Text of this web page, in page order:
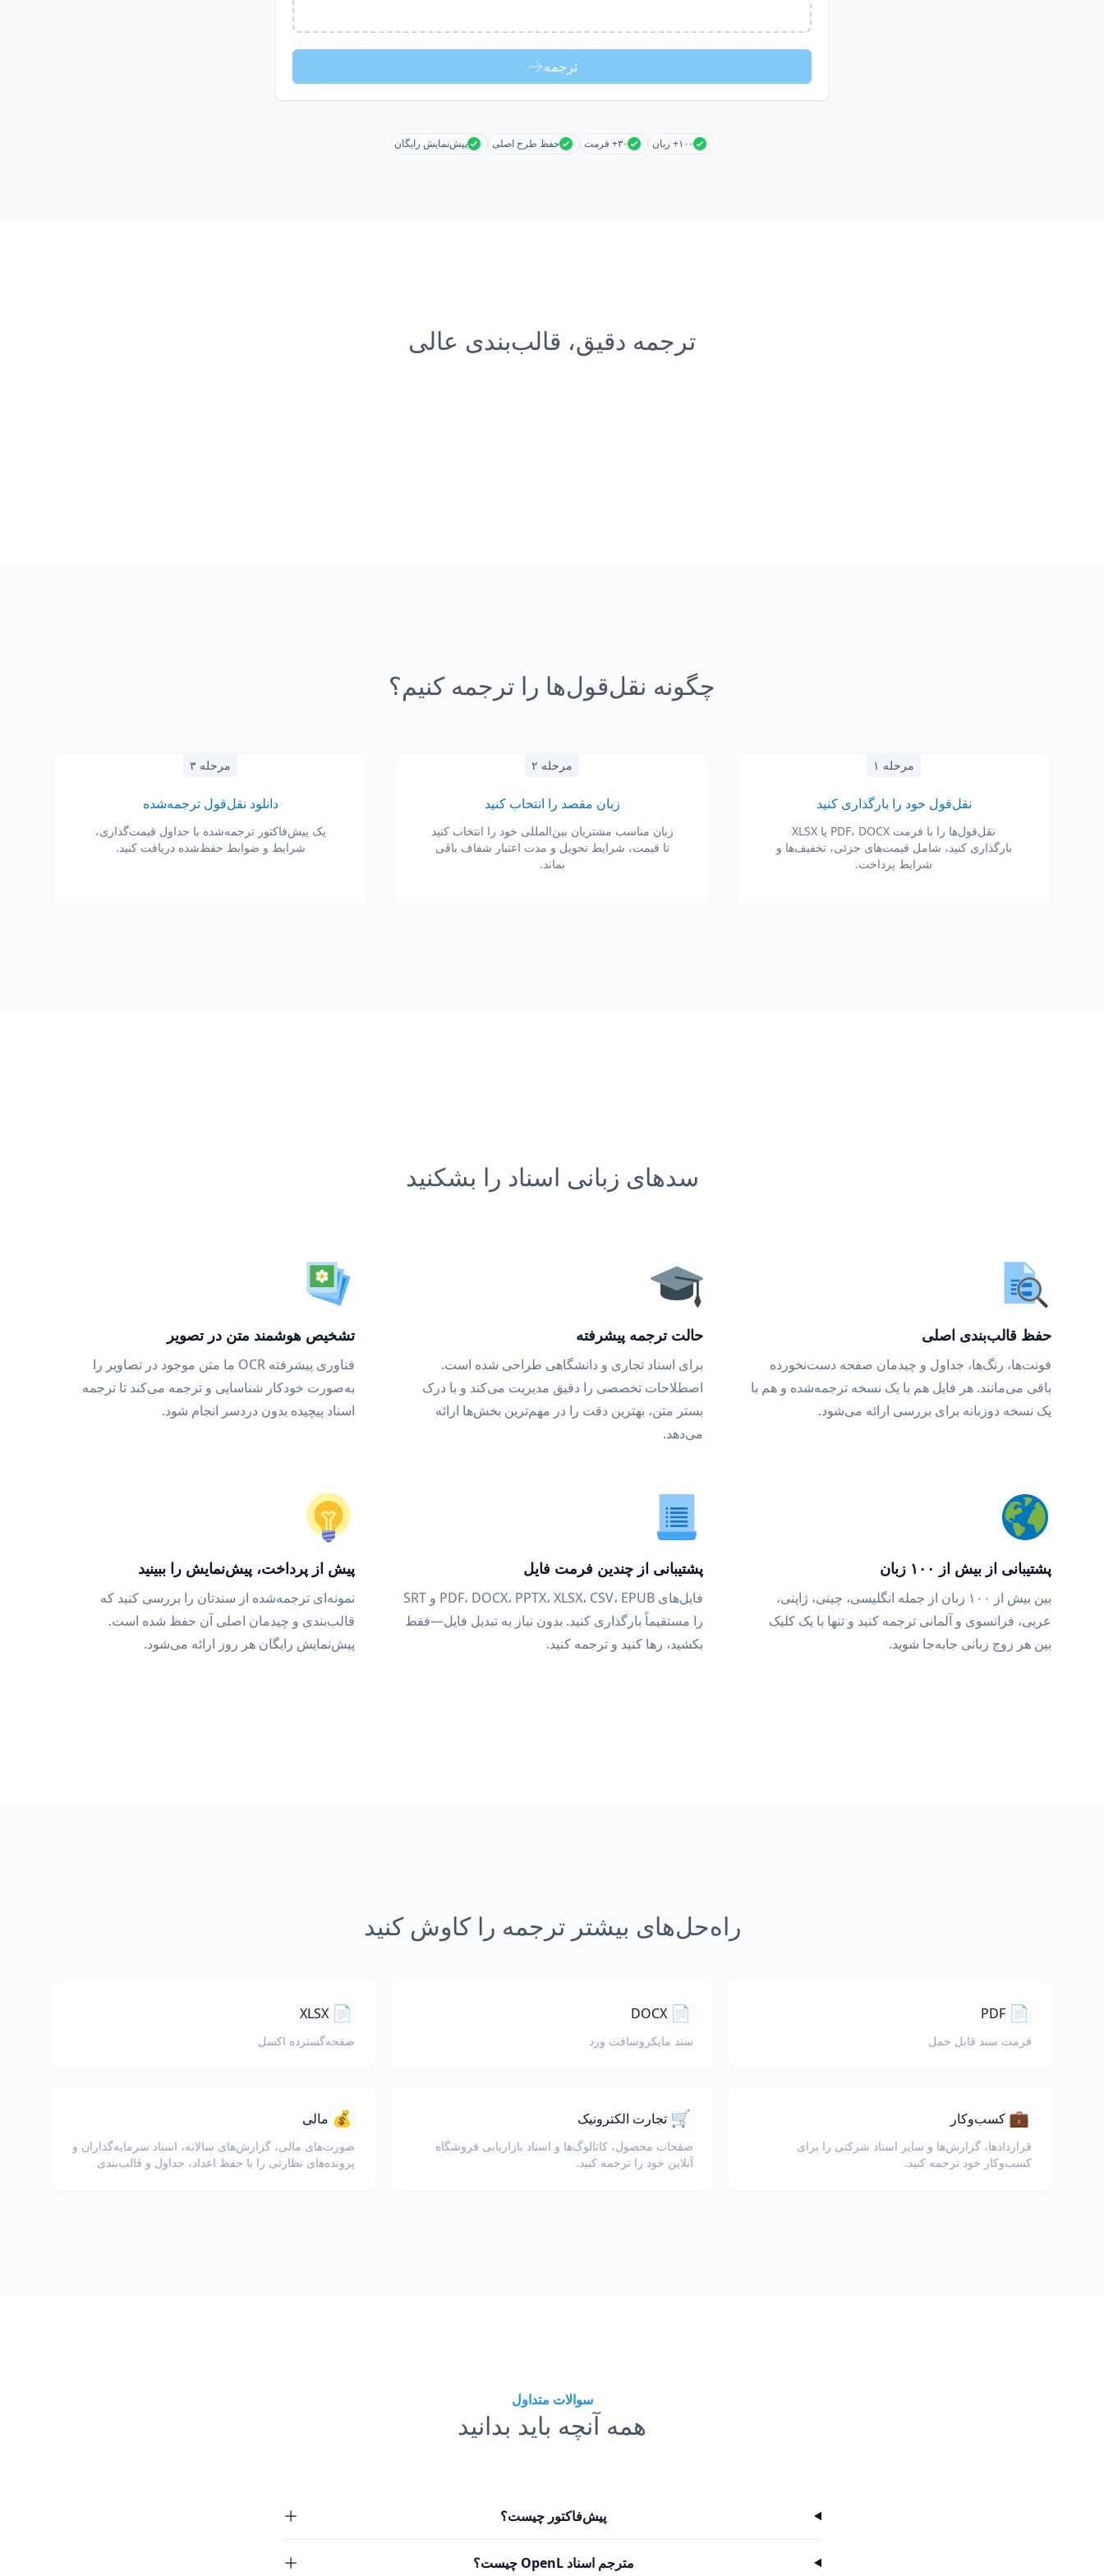
ترجمه
۱۰۰+ زبان ۳۰+ فرمت حفظ طرح اصلی پیش‌نمایش رایگان
ترجمه دقیق، قالب‌بندی عالی
چگونه نقل‌قول‌ها را ترجمه کنیم؟
مرحله ۱
نقل‌قول خود را بارگذاری کنید
نقل‌قول‌ها را با فرمت PDF، DOCX یا XLSX
بارگذاری کنید، شامل قیمت‌های جزئی، تخفیف‌ها و
شرایط پرداخت.
مرحله ۲
زبان مقصد را انتخاب کنید
زبان مناسب مشتریان بین‌المللی خود را انتخاب کنید
تا قیمت، شرایط تحویل و مدت اعتبار شفاف باقی
بماند.
مرحله ۳
دانلود نقل‌قول ترجمه‌شده
یک پیش‌فاکتور ترجمه‌شده با جداول قیمت‌گذاری،
شرایط و ضوابط حفظ‌شده دریافت کنید.
سدهای زبانی اسناد را بشکنید
حفظ قالب‌بندی اصلی
فونت‌ها، رنگ‌ها، جداول و چیدمان صفحه دست‌نخورده
باقی می‌مانند. هر فایل هم با یک نسخه ترجمه‌شده و هم با
یک نسخه دوزبانه برای بررسی ارائه می‌شود.
حالت ترجمه پیشرفته
برای اسناد تجاری و دانشگاهی طراحی شده است.
اصطلاحات تخصصی را دقیق مدیریت می‌کند و با درک
بستر متن، بهترین دقت را در مهم‌ترین بخش‌ها ارائه
می‌دهد.
تشخیص هوشمند متن در تصویر
فناوری پیشرفته OCR ما متن موجود در تصاویر را
به‌صورت خودکار شناسایی و ترجمه می‌کند تا ترجمه
اسناد پیچیده بدون دردسر انجام شود.
پشتیبانی از بیش از ۱۰۰ زبان
بین بیش از ۱۰۰ زبان از جمله انگلیسی، چینی، ژاپنی،
عربی، فرانسوی و آلمانی ترجمه کنید و تنها با یک کلیک
بین هر زوج زبانی جابه‌جا شوید.
پشتیبانی از چندین فرمت فایل
فایل‌های PDF، DOCX، PPTX، XLSX، CSV، EPUB و SRT
را مستقیماً بارگذاری کنید. بدون نیاز به تبدیل فایل—فقط
بکشید، رها کنید و ترجمه کنید.
پیش از پرداخت، پیش‌نمایش را ببینید
نمونه‌ای ترجمه‌شده از سندتان را بررسی کنید که
قالب‌بندی و چیدمان اصلی آن حفظ شده است.
پیش‌نمایش رایگان هر روز ارائه می‌شود.
راه‌حل‌های بیشتر ترجمه را کاوش کنید
📄
PDF
فرمت سند قابل حمل
📄
DOCX
سند مایکروسافت ورد
📄
XLSX
صفحه‌گسترده اکسل
💼 کسب‌وکار
قراردادها، گزارش‌ها و سایر اسناد شرکتی را برای
کسب‌وکار خود ترجمه کنید.
🛒 تجارت الکترونیک
صفحات محصول، کاتالوگ‌ها و اسناد بازاریابی فروشگاه
آنلاین خود را ترجمه کنید.
💰 مالی
صورت‌های مالی، گزارش‌های سالانه، اسناد سرمایه‌گذاران و
پرونده‌های نظارتی را با حفظ اعداد، جداول و قالب‌بندی
سوالات متداول
همه آنچه باید بدانید
پیش‌فاکتور چیست؟
مترجم اسناد OpenL چیست؟